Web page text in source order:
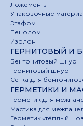
Ложементы
Упаковочные
Этафом
Пенолом
Изолон
ГЕРНИТОВЫЙ И
Бентонитовый шнур
Гернитовый шнур
Сетка для
ГЕРМЕТИКИ И
Герметик для
Мастика для
Герметик «тёплый